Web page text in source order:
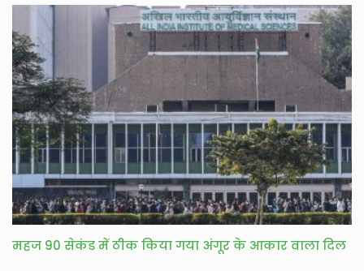
महज 90 सेकंड में ठीक किया गया अंगूर के आकार वाला दिल